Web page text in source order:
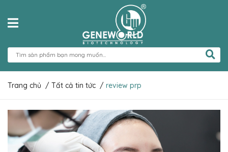
Trang chủ / Tất cả tin tức / review prp